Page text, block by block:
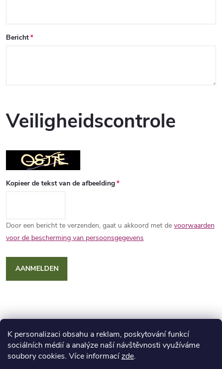
K personalizaci obsahu a reklam, poskytování funkcí
sociálních médií a analýze naší návštěvnosti využíváme
soubory cookies. Více informacízde.
Bericht
Veiligheidscontrole
Kopieer de tekst van de afbeelding
Door een bericht te verzenden, gaat u akkoord met de voorwaarden
voor de bescherming van persoonsgegevens
AANMELDEN
FBlog